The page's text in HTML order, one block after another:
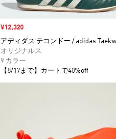
セール価格
¥12,320
アディダス テコンドー / adidas
オリジナルス
9 カラー
【8/17まで】カートで40%off